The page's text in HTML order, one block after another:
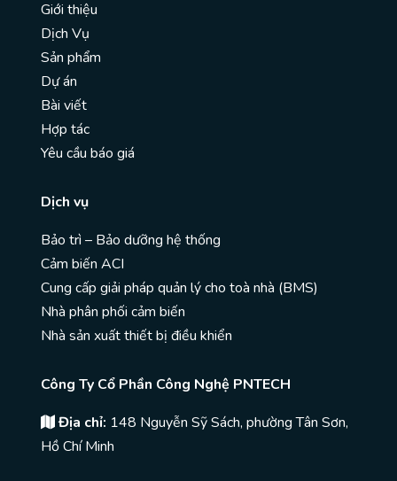
Giới thiệu
Dịch Vụ
Sản phẩm
Dự án
Bài viết
Hợp tác
Yêu cầu báo giá
Dịch vụ
Bảo trì – Bảo dưỡng hệ thống
Cảm biến ACI
Cung cấp giải pháp quản lý cho toà nhà (BMS)
Nhà phân phối cảm biến
Nhà sản xuất thiết bị điều khiển
Công Ty Cổ Phần Công Nghệ PNTECH
Địa chỉ: 148 Nguyễn Sỹ Sách, phường Tân Sơn,
Hồ Chí Minh